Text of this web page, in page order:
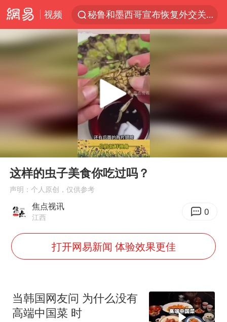
视频
沙特土耳其巴基斯坦签署共同防务协议
“电影+”如何激发千亿级消费新活力？
泉州市委书记张毅恭被查
台风白海豚已进入24小时警戒线
全球首个长时储能一体化产业园量产
四川宜宾市高县4.9级地震致1人死亡
名创优品回应女子吐槽内裤质量差
U17国足点球大战淘汰河床晋级决赛
国防部：坚决反制任何闹海挑衅图谋
胡彦斌韩磊 谁帮谁
秋天的第一杯奶茶到底有多火
38岁演员求职万岁山NPC成功
Play
00:15
这样的虫子美食你吃过吗？
声明：个人原创，仅供参考
焦点视讯
江西 0
打开网易新闻 体验效果更佳
当韩国网友问 为什么没有
高端中国菜 时